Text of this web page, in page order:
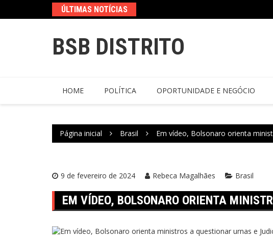
ÚLTIMAS NOTÍCIAS
BSB DISTRITO
HOME POLÍTICA OPORTUNIDADE E NEGÓCIO
Página inicial Brasil Em vídeo, Bolsonaro orienta
9 de fevereiro de 2024 Rebeca Magalhães Brasil
EM VÍDEO, BOLSONARO ORIENTA